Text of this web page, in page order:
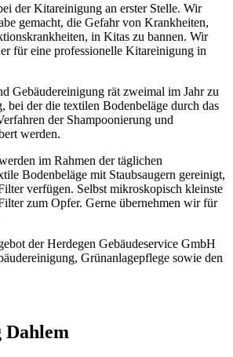
der Kitareinigung an erster Stelle. Wir
gemacht, die Gefahr von Krankheiten,
in Kitas zu bannen. Wir
für eine professionelle Kitareinigung in
Gebäudereinigung rät zweimal im Jahr zu
bei der die textilen Bodenbeläge durch das
der Shampoonierung und
werden.
im Rahmen der täglichen
Bodenbeläge mit Staubsaugern gereinigt,
verfügen. Selbst mikroskopisch kleinste
zum Opfer. Gerne übernehmen wir für
der Herdegen Gebäudeservice GmbH
Grünanlagepflege sowie den